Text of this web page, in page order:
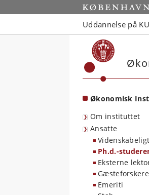
Start
Uddannelse på KU
Økonomisk
Om instituttet
Ansatte
Ph.d.-
Eksterne
Gæsteforskere
Emeriti